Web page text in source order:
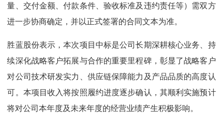
量、交付金额、付款条件、验收标准及违约责任等）需双方
进一步协商确定，并以正式签署的合同文本为准。
胜蓝股份表示，本次项目中标是公司长期深耕核心业务、持
续深化战略客户拓展与合作的重要里程碑，彰显了战略客户
对公司技术研发实力、供应链保障能力及产品品质的高度认
可。本项目收入将按照履约进度逐步确认，其顺利实施预计
将对公司本年度及未来年度的经营业绩产生积极影响。